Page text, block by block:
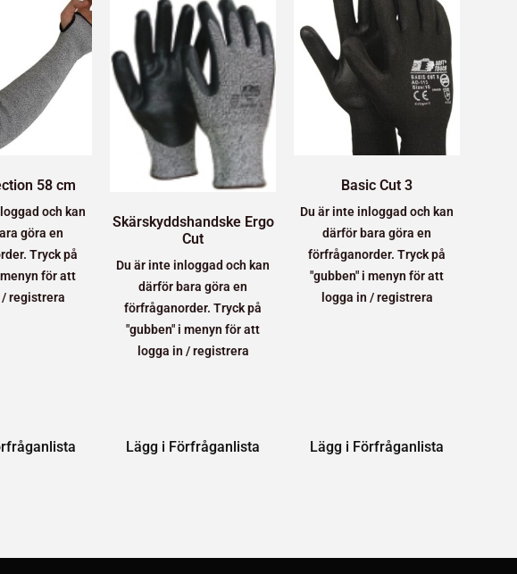
58 cm
och kan
göra en
Tryck på
för att
/ registrera
Skärskyddshandske Ergo
Cut
Du är inte inloggad och kan
därför bara göra en
förfråganorder. Tryck på
"gubben" i menyn för att
logga in / registrera
Lägg i Förfråganlista
Basic Cut 3
Du är inte inloggad och kan
därför bara göra en
förfråganorder. Tryck på
"gubben" i menyn för att
logga in / registrera
Lägg i Förfråganlista